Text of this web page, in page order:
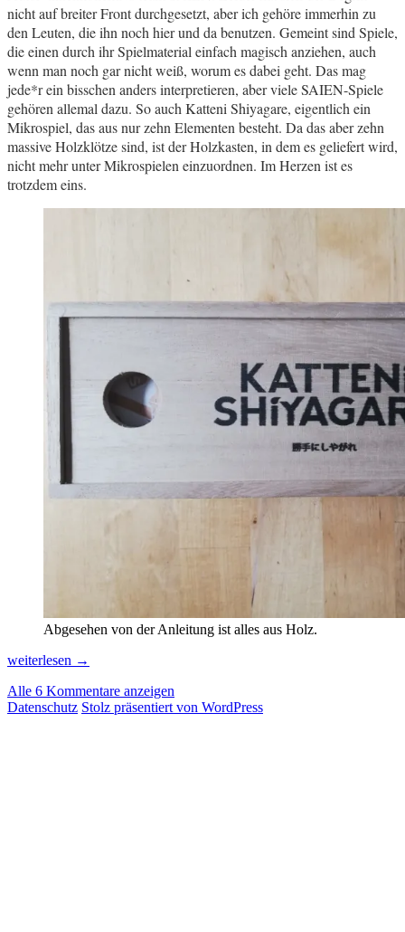
nicht auf breiter Front durchgesetzt, aber ich gehöre immerhin zu
den Leuten, die ihn noch hier und da benutzen. Gemeint sind Spiele,
die einen durch ihr Spielmaterial einfach magisch anziehen, auch
wenn man noch gar nicht weiß, worum es dabei geht. Das mag
jede*r ein bisschen anders interpretieren, aber viele SAIEN-Spiele
gehören allemal dazu. So auch Katteni Shiyagare, eigentlich ein
Mikrospiel, das aus nur zehn Elementen besteht. Da das aber zehn
massive Holzklötze sind, ist der Holzkasten, in dem es geliefert wird,
nicht mehr unter Mikrospielen einzuordnen. Im Herzen ist es
trotzdem eins.
Abgesehen von der Anleitung ist alles aus Holz.
Katteni
Wenn
Vornüberkippen
weiterlesen →
Alle 6 Kommentare anzeigen
Datenschutz Stolz präsentiert von WordPress